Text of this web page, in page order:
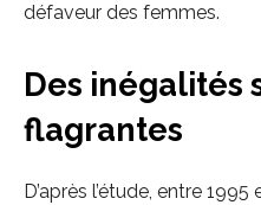
défaveur des femmes.
Des inégalités
flagrantes
D’après l’étude, entre 1995